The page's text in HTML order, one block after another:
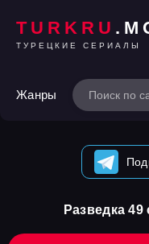
TURKRU
ТУРЕЦКИЕ СЕРИАЛЫ
Жанры
Разведка 49